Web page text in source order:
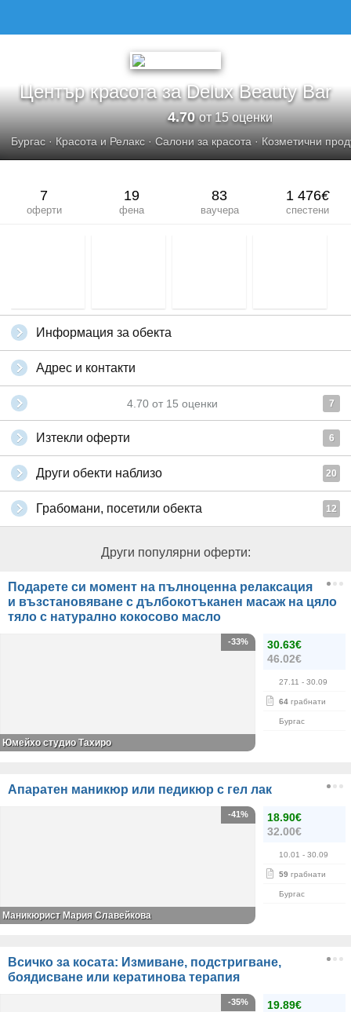
Център красота за Delux Beauty Bar
4.70от 15 оценки
Бургас · Красота и Релакс · Салони за красота · Козметични
7
оферти
19
фена
83
ваучера
1 476€
спестени
Информация за обекта
Адрес и контакти
4.70 от 15 оценки 7
Изтекли оферти 6
Други обекти наблизо 20
Грабомани, посетили обекта 12
Други популярни оферти:
Подарете си момент на пълноценна релаксация
и възстановяване с дълбокотъканен масаж на цяло
тяло с натурално кокосово масло
30.63€
46.02€
27.11 - 30.09
64 грабнати
Бургас
-33%
Юмейхо студио Тахиро
Апаратен маникюр или педикюр с гел лак
18.90€
32.00€
10.01 - 30.09
59 грабнати
Бургас
-41%
Маникюрист Мария Славейкова
Всичко за косата: Измиване, подстригване,
боядисване или кератинова терапия
19.89€
-35%